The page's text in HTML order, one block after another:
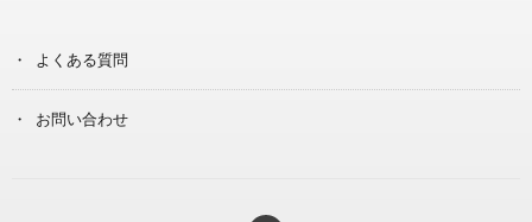
よくある質問
お問い合わせ